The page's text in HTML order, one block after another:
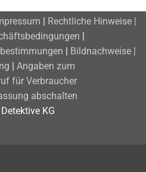
Rechtliche Hinweise |
Bildnachweise |
Angaben zum
für Verbraucher
abschalten
KG